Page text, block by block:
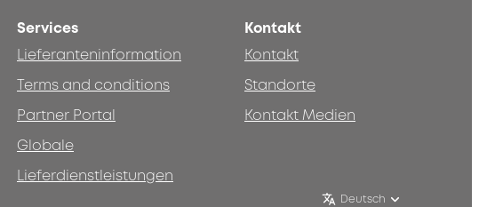
Services
Lieferanteninformation
Terms and conditions
Partner Portal
Globale
Lieferdienstleistungen
Kontakt
Kontakt
Standorte
Kontakt Medien
Deutsch